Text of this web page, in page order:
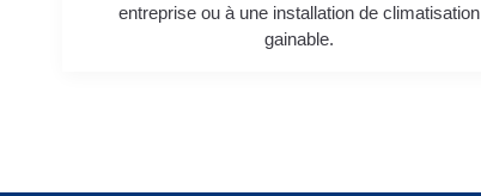
entreprise ou à une installation de climatisation
gainable.